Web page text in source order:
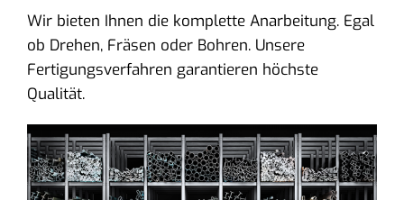
Wir bieten Ihnen die komplette Anarbeitung. Egal
ob Drehen, Fräsen oder Bohren. Unsere
Fertigungsverfahren garantieren höchste
Qualität.